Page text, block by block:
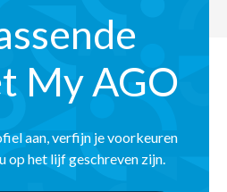
My AGO
aan, verfijn je voorkeuren
op het lijf geschreven zijn.